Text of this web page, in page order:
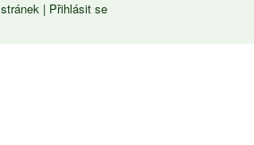
stránek | Přihlásit se